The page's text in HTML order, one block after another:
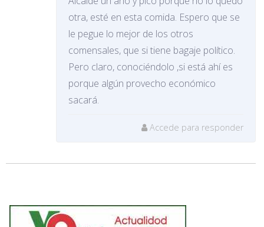
otra, esté en esta comida. Espero que se
le pegue lo mejor de los otros
comensales, que si tiene bagaje político.
Pero claro, conociéndolo ,si está ahí es
porque algún provecho económico
sacará.
Accede para responder